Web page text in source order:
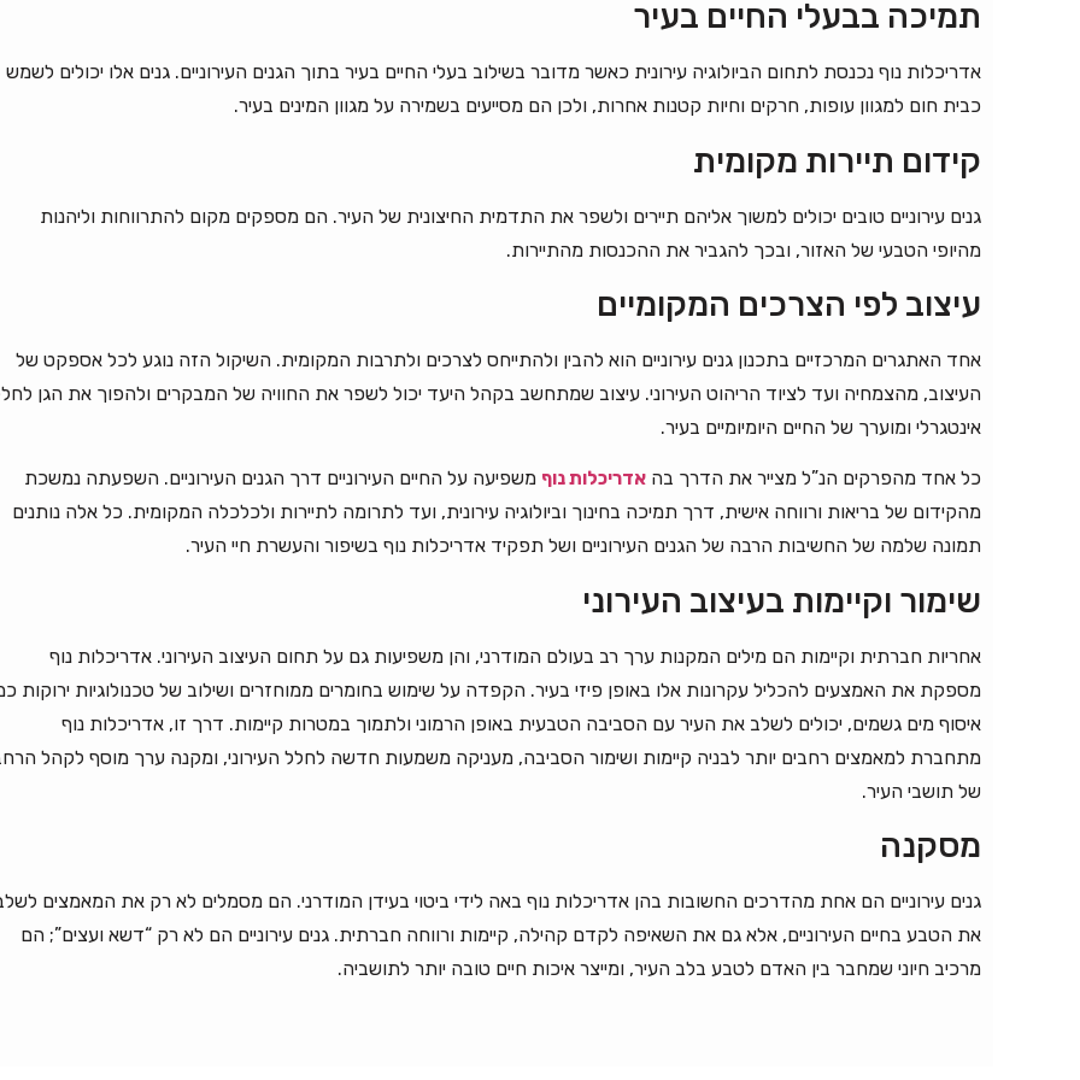
תמיכה בבעלי החיים בעיר
אדריכלות נוף נכנסת לתחום הביולוגיה עירונית כאשר מדובר בשילוב בעלי החיים בעיר בתוך הגנים העירוניים. גנים אלו יכולים לשמש
כבית חום למגוון עופות, חרקים וחיות קטנות אחרות, ולכן הם מסייעים בשמירה על מגוון המינים בעיר.
קידום תיירות מקומית
גנים עירוניים טובים יכולים למשוך אליהם תיירים ולשפר את התדמית החיצונית של העיר. הם מספקים מקום להתרווחות וליהנות
מהיופי הטבעי של האזור, ובכך להגביר את ההכנסות מהתיירות.
עיצוב לפי הצרכים המקומיים
אחד האתגרים המרכזיים בתכנון גנים עירוניים הוא להבין ולהתייחס לצרכים ולתרבות המקומית. השיקול הזה נוגע לכל אספקט של
העיצוב, מהצמחיה ועד לציוד הריהוט העירוני. עיצוב שמתחשב בקהל היעד יכול לשפר את החוויה של המבקרים ולהפוך את הגן
אינטגרלי ומוערך של החיים היומיומיים בעיר.
כל אחד מהפרקים הנ”ל מצייר את הדרך בה אדריכלות נוף משפיעה על החיים העירוניים דרך הגנים העירוניים. השפעתה נמשכת
מהקידום של בריאות ורווחה אישית, דרך תמיכה בחינוך וביולוגיה עירונית, ועד לתרומה לתיירות ולכלכלה המקומית. כל אלה נותנים
תמונה שלמה של החשיבות הרבה של הגנים העירוניים ושל תפקיד אדריכלות נוף בשיפור והעשרת חיי העיר.
שימור וקיימות בעיצוב העירוני
אחריות חברתית וקיימות הם מילים המקנות ערך רב בעולם המודרני, והן משפיעות גם על תחום העיצוב העירוני. אדריכלות נוף
מספקת את האמצעים להכליל עקרונות אלו באופן פיזי בעיר. הקפדה על שימוש בחומרים ממוחזרים ושילוב של טכנולוגיות ירוקות
איסוף מים גשמים, יכולים לשלב את העיר עם הסביבה הטבעית באופן הרמוני ולתמוך במטרות קיימות. דרך זו, אדריכלות נוף
מתחברת למאמצים רחבים יותר לבניה קיימות ושימור הסביבה, מעניקה משמעות חדשה לחלל העירוני, ומקנה ערך מוסף לקהל
של תושבי העיר.
מסקנה
גנים עירוניים הם אחת מהדרכים החשובות בהן אדריכלות נוף באה לידי ביטוי בעידן המודרני. הם מסמלים לא רק את המאמצים
את הטבע בחיים העירוניים, אלא גם את השאיפה לקדם קהילה, קיימות ורווחה חברתית. גנים עירוניים הם לא רק “דשא ועצים”; הם
מרכיב חיוני שמחבר בין האדם לטבע בלב העיר, ומייצר איכות חיים טובה יותר לתושביה.